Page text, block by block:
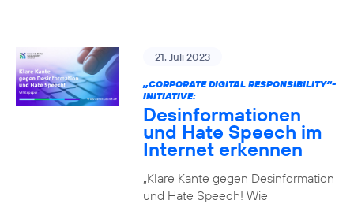
21. Juli 2023
„CORPORATE DIGITAL RESPONSIBILITY“-
INITIATIVE:
Desinformationen
und Hate Speech im
Internet erkennen
„Klare Kante gegen Desinformation
und Hate Speech! Wie